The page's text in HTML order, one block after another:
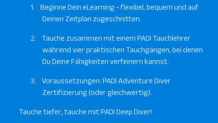
1.
Beginne Dein eLearning - flexibel, bequem und auf
Deinen Zeitplan zugeschnitten.
2.
Tauche zusammen mit einem PADI Tauchlehrer
während vier praktischen Tauchgängen, bei denen
Du Deine Fähigkeiten verfeinern kannst.
3.
Voraussetzungen: PADI Adventure Diver
Zertifizierung (oder gleichwertig).
Tauche tiefer, tauche mit PADI Deep Diver!